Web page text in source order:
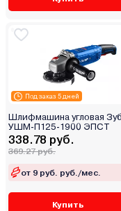
Под заказ 5 дней
Шлифмашина угловая
УШМ-П125-1900 ЭПСТ
338.78 руб.
369.27 руб.
от 9 руб. руб./мес.
Купить